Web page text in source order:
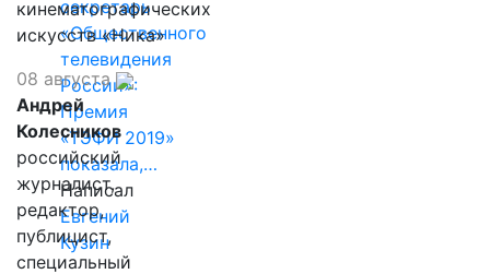
секретарь
«Общественного
телевидения
России»:
Премия
«ТЭФИ 2019»
показала,…
Написал
Евгений
Кузин
кинематографических
искусств «Ника»
08 августа
Андрей
Колесников
российский
журналист,
редактор,
публицист,
специальный